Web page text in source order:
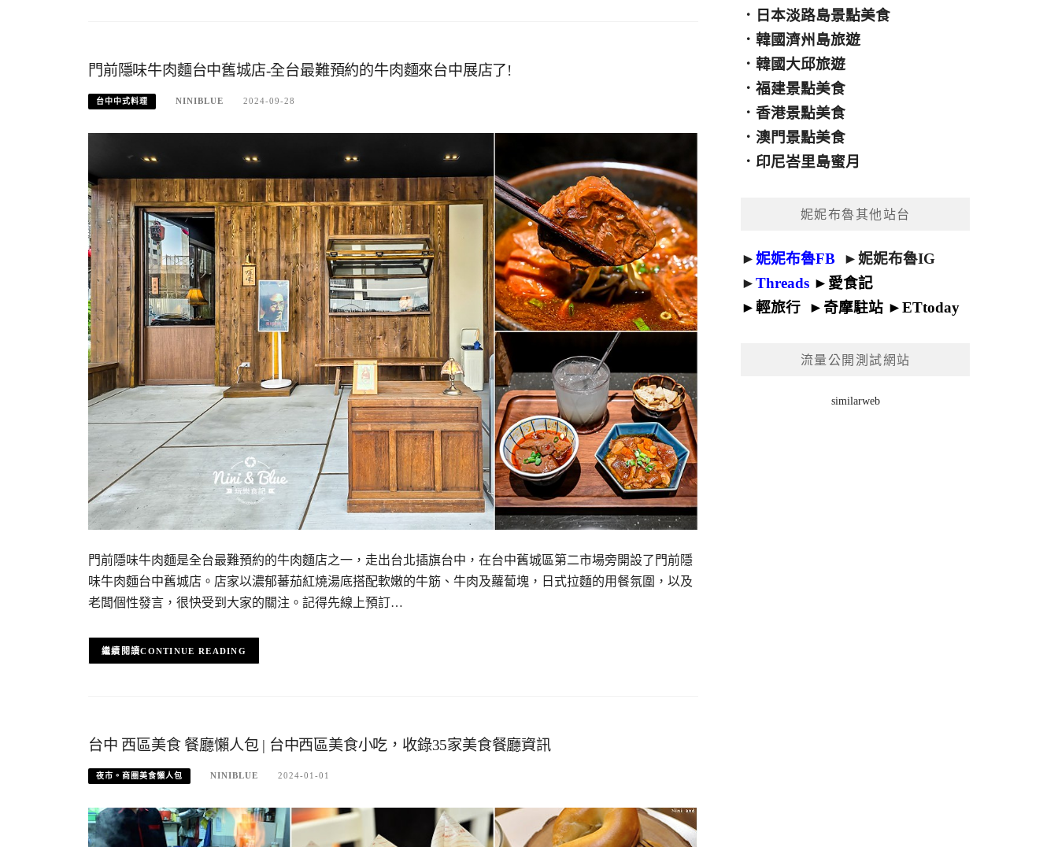
門前隱味牛肉麵台中舊城店-全台最難預約的牛肉麵來台中展店了!
台中中式料理 NINIBLUE 2024-09-28
門前隱味牛肉麵是全台最難預約的牛肉麵店之一，走出台北插旗台中，在台中舊城區第二市場旁開設了門前隱
味牛肉麵台中舊城店。店家以濃郁蕃茄紅燒湯底搭配軟嫩的牛筋、牛肉及蘿蔔塊，日式拉麵的用餐氛圍，以及
老闆個性發言，很快受到大家的關注。記得先線上預訂…
CONTINUE READING
台中 西區美食 餐廳懶人包 | 台中西區美食小吃，收錄35家美食餐廳資訊
夜市。商圈美食懶人包 NINIBLUE 2024-01-01
． 日本淡路島景點美食
．韓國濟州島旅遊
．韓國大邱旅遊
．福建景點美食
．香港景點美食
．澳門景點美食
． 印尼峇里島蜜月
妮妮布魯其他站台
►妮妮布魯FB ►妮妮布魯IG
►Threads ► 愛食記
►輕旅行 ► 奇摩駐站 ►ETtoday
流量公開測試網站
similarweb